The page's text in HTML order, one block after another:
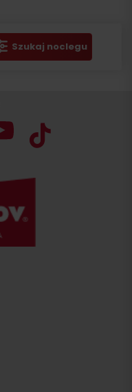
Szukaj noclegu